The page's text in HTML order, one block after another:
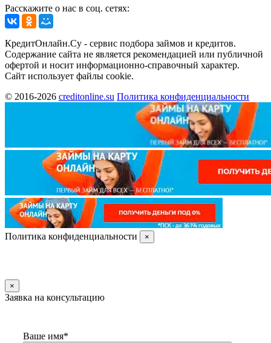
Расскажите о нас в соц. сетях:
КредитОнлайн.Су - сервис подбора займов и кредитов.
Содержание сайта не является рекомендацией или публичной
офертой и носит информационно-справочный характер.
Сайт использует файлы cookie.
© 2016-2026 creditonline.su Политика конфиденциальности
Политика конфиденциальности ×
×
Заявка на консультацию
Ваше имя*